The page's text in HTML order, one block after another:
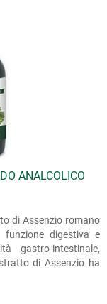
ANALCOLICO
di Assenzio romano
digestiva e
gastro-intestinale,
di Assenzio ha